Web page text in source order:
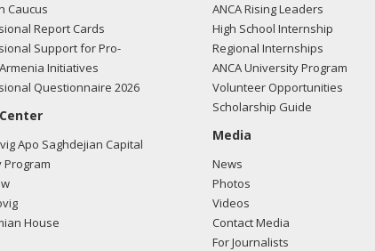
Caucus
Report Cards
Support for Pro-
Initiatives
Questionnaire 2026
Apo Saghdejian Capital
Program
House
ANCA Rising Leaders
High School Internship
Regional Internships
ANCA University Program
Volunteer Opportunities
Scholarship Guide
Media
News
Photos
Videos
Contact Media
For Journalists